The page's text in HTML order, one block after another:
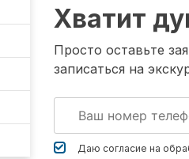
Хватит
Просто оставьте
записаться на
Даю согласие на